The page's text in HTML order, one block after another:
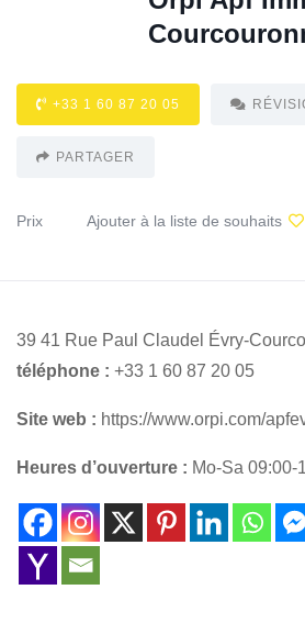
+33 1 60 87 20 05
PARTAGER
Prix Ajouter à la liste de souhaits
39 41 Rue Paul Claudel Évry-
téléphone : +33 1 60 87 20 05
Site web : https://www.orpi.com/
Heures d’ouverture : Mo-Sa 09:00-